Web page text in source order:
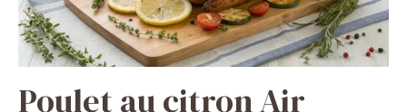
Poulet au citron Air